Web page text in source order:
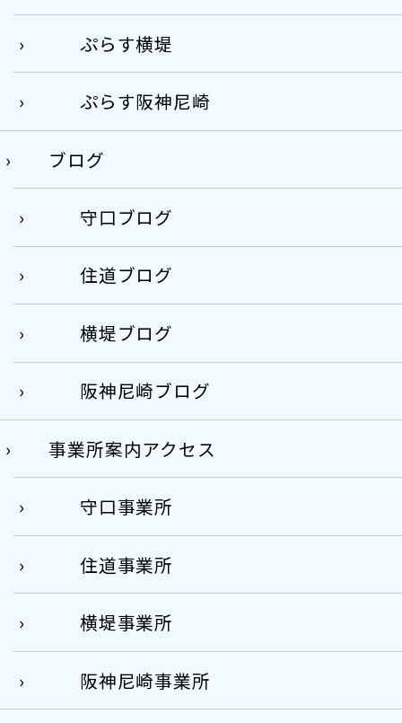
ぷらす横堤
ぷらす阪神尼崎
ブログ
守口ブログ
住道ブログ
横堤ブログ
阪神尼崎ブログ
事業所案内アクセス
守口事業所
住道事業所
横堤事業所
阪神尼崎事業所